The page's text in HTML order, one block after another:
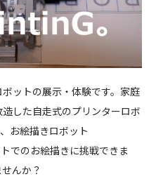
ットの展示・体験です。家庭
した自走式のプリンターロボ
お絵描きロボット
でのお絵描きに挑戦できま
んか？